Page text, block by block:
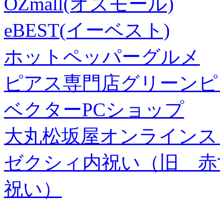
eBEST(イーベスト)
ホットペッパーグルメ
ピアス専門店グリーン
ベクターPCショップ
大丸松坂屋オンライン
ゼクシィ内祝い（旧 赤
祝い）